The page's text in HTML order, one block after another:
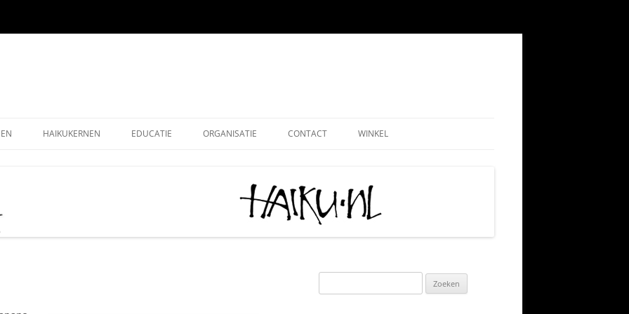
OUDE EDITIES
– KUKAI
HAIKUKERNEN EDUCATIE ORGANISATIE
HAIKU STICHTING NEDERLAND
MONOKU HAIKUWEDSTRIJD: PAUL
MERCKEN AANMOEDIGINGSPRIJS
CONTACT
LEDENADMINISTRATIE
LIDMAATSCHAP
WINKEL
MIJN ACCOUNT
CONTRIBUTIE HKN
naar: